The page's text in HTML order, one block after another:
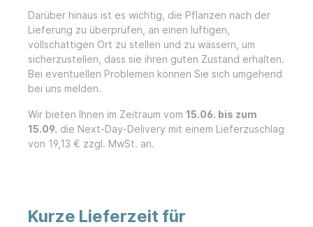
Darüber hinaus ist es wichtig, die Pflanzen nach der
Lieferung zu überprüfen, an einen luftigen,
vollschattigen Ort zu stellen und zu wässern, um
sicherzustellen, dass sie ihren guten Zustand erhalten.
Bei eventuellen Problemen können Sie sich umgehend
bei uns melden.
Wir bieten Ihnen im Zeitraum vom 15.06. bis zum
15.09. die Next-Day-Delivery mit einem Lieferzuschlag
von 19,13 € zzgl. MwSt. an.
Kurze Lieferzeit für